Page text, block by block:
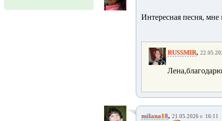
Интересная песня, мне
RUSSMIR,
milana18, 21.05.2026 г. 16:11